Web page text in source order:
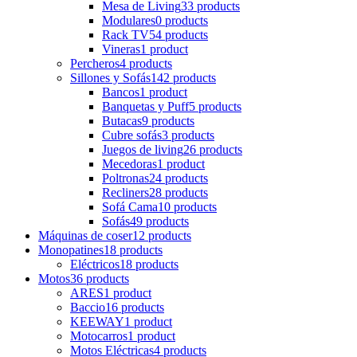
Mesa de Living33 products
Modulares0 products
Rack TV54 products
Vineras1 product
Percheros4 products
Sillones y Sofás142 products
Bancos1 product
Banquetas y Puff5 products
Butacas9 products
Cubre sofás3 products
Juegos de living26 products
Mecedoras1 product
Poltronas24 products
Recliners28 products
Sofá Cama10 products
Sofás49 products
Máquinas de coser12 products
Monopatines18 products
Eléctricos18 products
Motos36 products
ARES1 product
Baccio16 products
KEEWAY1 product
Motocarros1 product
Motos Eléctricas4 products